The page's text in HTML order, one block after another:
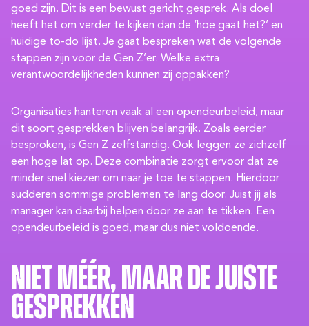
goed zijn. Dit is een bewust gericht gesprek. Als doel
heeft het om verder te kijken dan de ‘hoe gaat het?’ en
huidige to-do lijst. Je gaat bespreken wat de volgende
stappen zijn voor de Gen Z’er. Welke extra
verantwoordelijkheden kunnen zij oppakken?
Organisaties hanteren vaak al een opendeurbeleid, maar
dit soort gesprekken blijven belangrijk. Zoals eerder
besproken, is Gen Z zelfstandig. Ook leggen ze zichzelf
een hoge lat op. Deze combinatie zorgt ervoor dat ze
minder snel kiezen om naar je toe te stappen. Hierdoor
sudderen sommige problemen te lang door. Juist jij als
manager kan daarbij helpen door ze aan te tikken. Een
opendeurbeleid is goed, maar dus niet voldoende.
Niet méér, maar de juiste
gesprekken